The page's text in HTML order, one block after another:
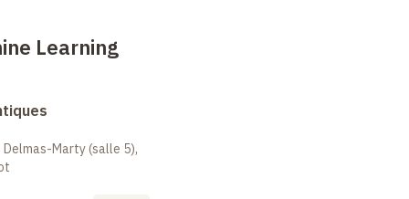
Learning
Marty (salle 5),